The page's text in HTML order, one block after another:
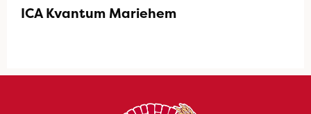
ICA Kvantum Mariehem